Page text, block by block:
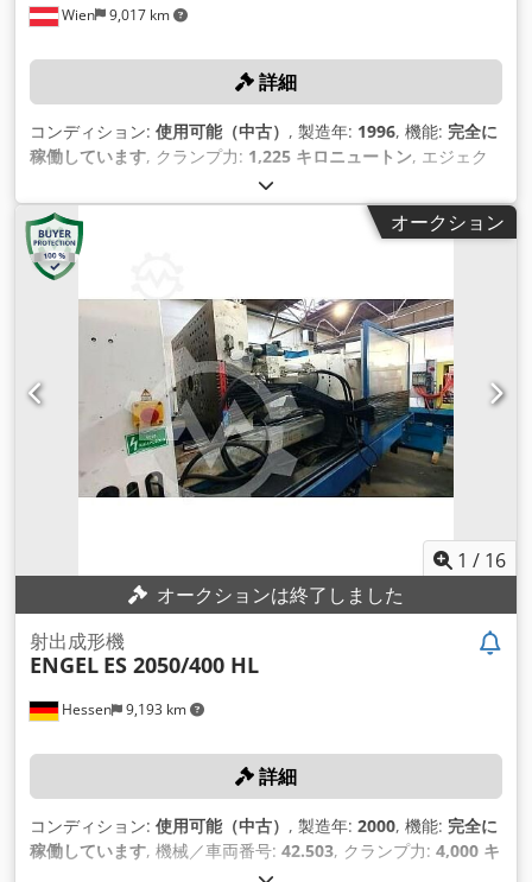
Wien 9,017 km
詳細
コンディション: 使用可能（中古） , 製造年: 1996, 機能: 完全に
稼働しています, クランプ力: 1,225 キロニュートン, エジェク
, 開ストローク:
さ:740 mm, プレート幅:700 mm,
オークション
1 / 16
オークションは終了しました
Hessen 9,193 km
射出成形機
ENGEL ES 2050/400 HL
詳細
コンディション: 使用可能（中古） , 製造年: 2000, 機能: 完全に
稼働しています, 機械／車両番号: 42.503, クランプ力: 4,000 キ
70 mm